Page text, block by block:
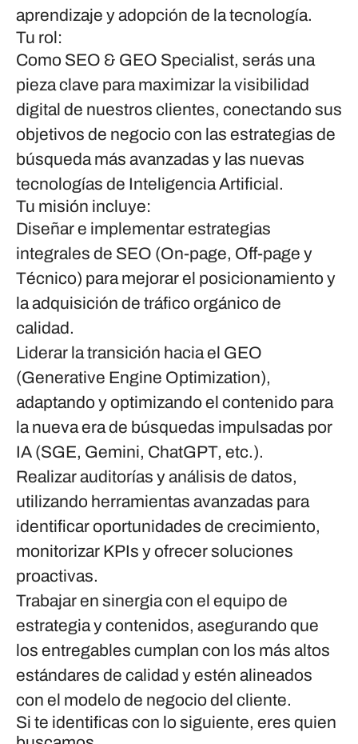
aprendizaje y adopción de la tecnología.
Tu rol:
Como SEO & GEO Specialist, serás una
pieza clave para maximizar la visibilidad
digital de nuestros clientes, conectando sus
objetivos de negocio con las estrategias de
búsqueda más avanzadas y las nuevas
tecnologías de Inteligencia Artificial.
Tu misión incluye:
Diseñar e implementar estrategias
integrales de SEO (On-page, Off-page y
Técnico) para mejorar el posicionamiento y
la adquisición de tráfico orgánico de
calidad.
Liderar la transición hacia el GEO
(Generative Engine Optimization),
adaptando y optimizando el contenido para
la nueva era de búsquedas impulsadas por
IA (SGE, Gemini, ChatGPT, etc.).
Realizar auditorías y análisis de datos,
utilizando herramientas avanzadas para
identificar oportunidades de crecimiento,
monitorizar KPIs y ofrecer soluciones
proactivas.
Trabajar en sinergia con el equipo de
estrategia y contenidos, asegurando que
los entregables cumplan con los más altos
estándares de calidad y estén alineados
con el modelo de negocio del cliente.
Si te identificas con lo siguiente, eres quien